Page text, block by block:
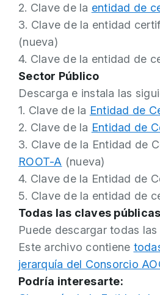
2. Clave de la entidad de
3. Clave de la entidad
(nueva)
4. Clave de la entidad de
Sector Público
Descarga e instala las
1. Clave de la Entidad de
2. Clave de la Entidad de
3. Clave de la Entidad de
ROOT-A (nueva)
4. Clave de la Entidad de
5. Clave de la entidad de
Todas las claves
Puede descargar todas
Este archivo contiene
jerarquía del Consorcio
Podría interesarte: